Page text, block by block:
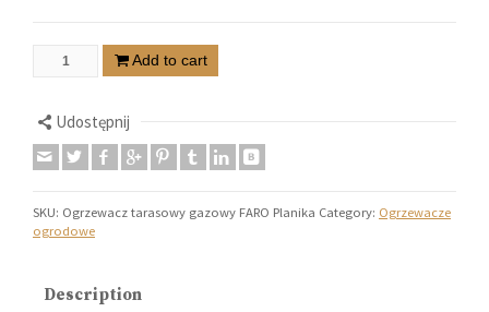
Add to cart
Udostępnij
SKU: Ogrzewacz tarasowy gazowy FARO Planika Category: Ogrzewacze
ogrodowe
Description